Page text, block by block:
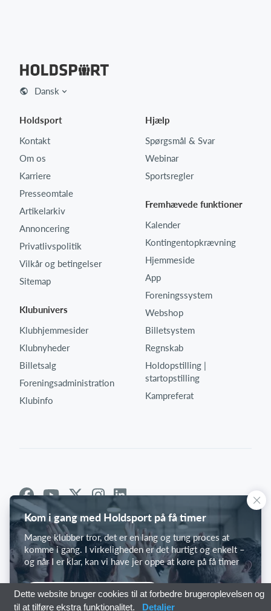
Kom i gang med Holdsport på få timer
Mange klubber tror, det er en lang og tung proces at
komme i gang. I virkeligheden er det hurtigt og enkelt –
og når I er klar, kan vi have jer oppe at køre på få timer
Kom i gang med Holdsport
Dansk
Holdsport
Kontakt
Om os
Karriere
Presseomtale
Artikelarkiv
Annoncering
Privatlivspolitik
Vilkår og betingelser
Sitemap
Klubunivers
Klubhjemmesider
Klubnyheder
Billetsalg
Foreningsadministration
Klubinfo
Hjælp
Spørgsmål & Svar
Webinar
Sportsregler
Fremhævede funktioner
Kalender
Kontingentopkrævning
Hjemmeside
App
Foreningssystem
Webshop
Billetsystem
Regnskab
Holdopstilling |
startopstilling
Kampreferat
Dette website bruger cookies til at forbedre brugeroplevelsen og
til at tilføre ekstra funktionalitet.
Detaljer